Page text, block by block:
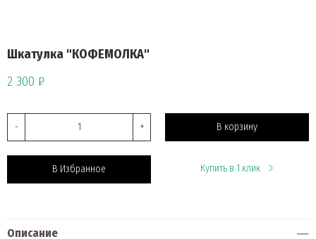
Шкатулка "КОФЕМОЛКА"
2 300 ₽
- + В корзину
В Избранное Купить в 1 клик
Описание